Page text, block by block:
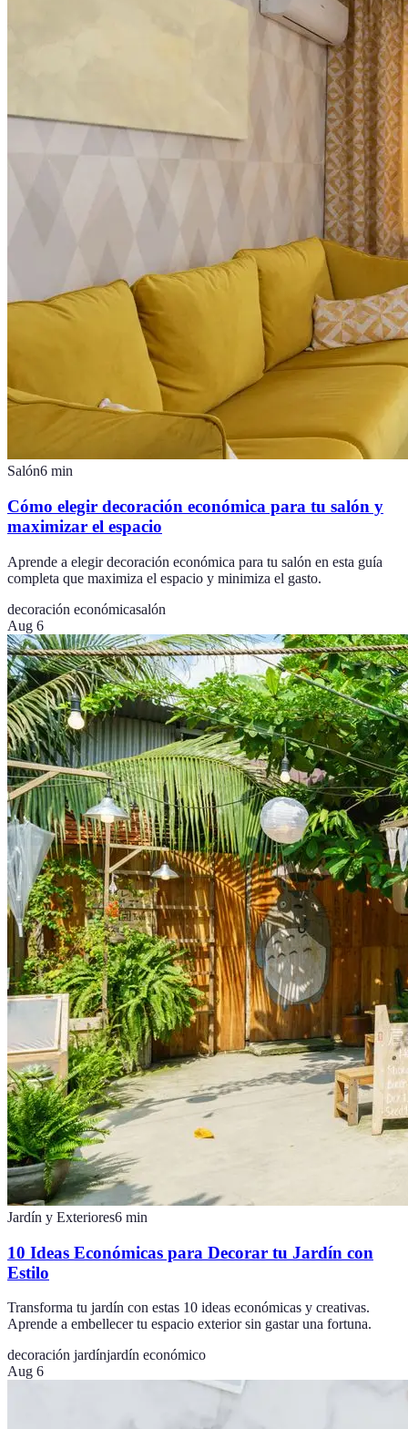
Salón6 min
Cómo elegir decoración económica para tu salón y
maximizar el espacio
Aprende a elegir decoración económica para tu salón en esta guía
completa que maximiza el espacio y minimiza el gasto.
decoración económicasalón
Aug 6
Jardín y Exteriores6 min
10 Ideas Económicas para Decorar tu Jardín con
Estilo
Transforma tu jardín con estas 10 ideas económicas y creativas.
Aprende a embellecer tu espacio exterior sin gastar una fortuna.
decoración jardínjardín económico
Aug 6